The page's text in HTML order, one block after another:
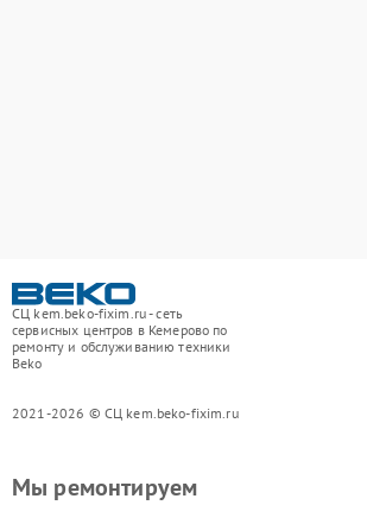
СЦ kem.beko-fixim.ru - сеть
сервисных центров в Кемерово по
ремонту и обслуживанию техники
Beko
2021-2026 © СЦ kem.beko-fixim.ru
Мы ремонтируем